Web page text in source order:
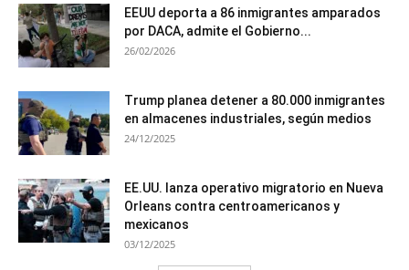
EEUU deporta a 86 inmigrantes amparados
por DACA, admite el Gobierno...
26/02/2026
Trump planea detener a 80.000 inmigrantes
en almacenes industriales, según medios
24/12/2025
EE.UU. lanza operativo migratorio en Nueva
Orleans contra centroamericanos y
mexicanos
03/12/2025